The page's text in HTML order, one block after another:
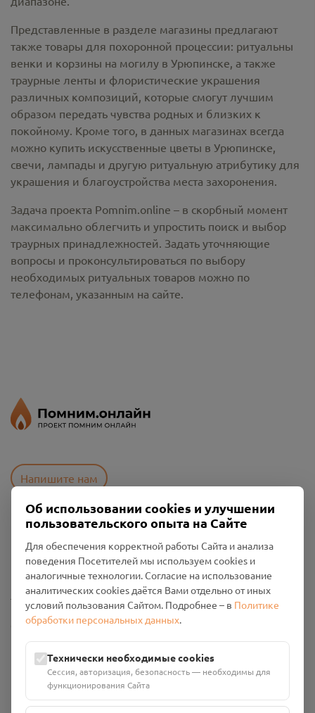
Представленные в разделе магазины предлагают
также товары для похоронной процессии: ритуальны
венки и корзины на могилу в Урюпинске, а также
траурные ленты и флористические украшения
различных композиций, которые смогут лучшим
образом передать чувства родных и близких к
покойному. Кроме того, в данных магазинах всегда
можно купить искусственные цветы в Урюпинске,
свечи, лампады и другую ритуальную атрибутику для
украшения и благоустройства места захоронения.
Задача проекта Pomnim.online – в скорбный момент
максимально облегчить и упростить поиск и выбор
траурных принадлежностей. Задать уточняющие
вопросы и проконсультироваться по выбору
необходимых ритуальных товаров можно по
телефонам, указанным на сайте.
Напишите нам
Политика конфиденциальности
Промо-материалы
Настройки cookies
Общество с ограниченной ответственностью «Смоленский
Проект Помним»
ИНН: 6700029207 ОГРН: 1256700001986
Юридический адрес: 216790, Смоленская область, р-н
Руднянский, г. Рудня, улица Западная, д. 26А, пом. 18
Номер счёта: 40702810901130004287 в АО "АЛЬФА-БАНК"
Об использовании cookies и улучшении
пользовательского опыта на Сайте
Для обеспечения корректной работы Сайта и анализа
поведения Посетителей мы используем cookies и
аналогичные технологии. Согласие на использование
аналитических cookies даётся Вами отдельно от иных
условий пользования Сайтом. Подробнее – в Политике
обработки персональных данных.
Технически необходимые cookies
Сессия, авторизация, безопасность — необходимы для
функционирования Сайта